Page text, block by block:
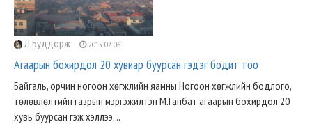
Л.Буддорж 2015-02-06
Агаарын бохирдол 20 хувиар буурсан гэдэг бодит тоо
Байгаль, орчин ногоон хөгжлийн яамны Ногоон хөгжлийн бодлого,
төлөвлөлтийн газрын мэргэжилтэн М.Ганбат агаарын бохирдол 20
хувь буурсан гэж хэллээ. ..